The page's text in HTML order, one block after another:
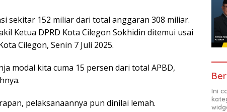
sekitar 152 miliar dari total anggaran 308 miliar.
Ketua DPRD Kota Cilegon Sokhidin ditemui usai
Cilegon, Senin 7 Juli 2025.
modal kita cuma 15 persen dari total APBD,
pelaksanaannya pun dinilai lemah.
Ini